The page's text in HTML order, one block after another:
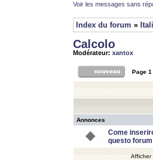
Voir les messages sans
Index du forum »
Calcolo
Modérateur: xantox
Page 1
Annonces
Come
questo forum
Afficher